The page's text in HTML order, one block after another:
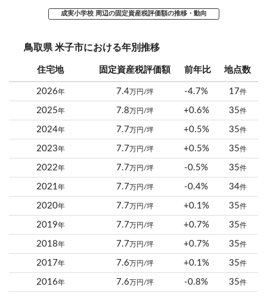
成実小学校 周辺の固定資産税評価額の推移・動向
鳥取県 米子市における年別推移
住宅地 固定資産税評価額 前年比 地点数
2026年 7.4万円/坪 -4.7% 17件
2025年 7.8 万円/坪 +0.6% 35件
2024年 7.7 万円/坪 +0.5% 35件
2023年 7.7 万円/坪 +0.5% 35件
2022年 7.7 万円/坪 -0.5% 35件
2021年 7.7 万円/坪 -0.4% 34件
2020年 7.7 万円/坪 +0.1% 35件
2019年 7.7 万円/坪 +0.7% 35件
2018年 7.7 万円/坪 +0.7% 35件
2017年 7.6 万円/坪 +0.1% 35件
2016年 7.6 万円/坪 -0.8% 35件